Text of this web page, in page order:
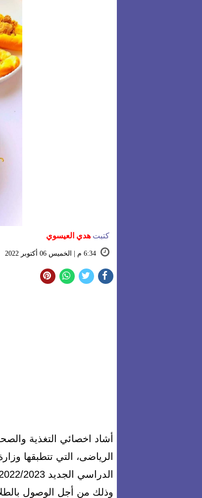
كتبتهدي العيسوي
6:34 م | الخميس 06 أكتوبر 2022
أشاد اخصائي التغذية
الرياضى، التي تتطبقها
وذلك من أجل الوصول